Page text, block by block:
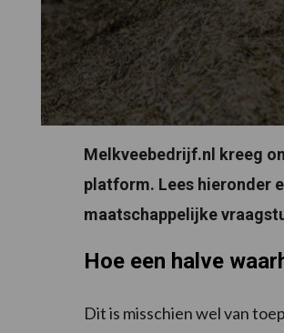
Melkveebedrijf.nl kreeg
platform. Lees hieronder
maatschappelijke
Hoe een halve
Dit is misschien wel van